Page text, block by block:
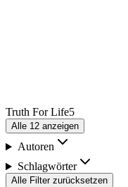
Truth For Life5
Alle 12 anzeigen
Autoren
Schlagwörter
Alle Filter zurücksetzen